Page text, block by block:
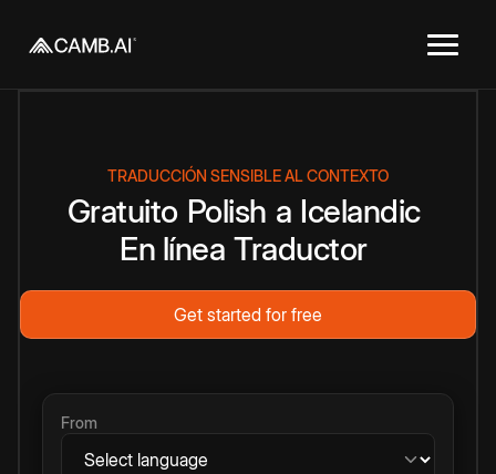
TRADUCCIÓN SENSIBLE AL CONTEXTO
Gratuito Polish a Icelandic
En línea Traductor
Get started for free
From